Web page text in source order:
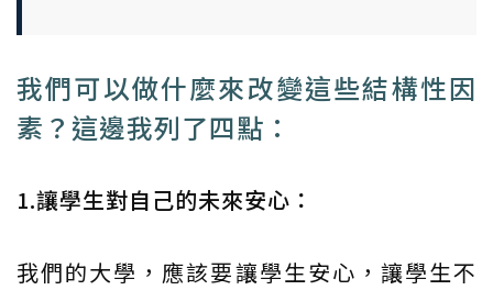
我們可以做什麼來改變這些結構性因
素？這邊我列了四點：
1.讓學生對自己的未來安心：
我們的大學，應該要讓學生安心，讓學生不